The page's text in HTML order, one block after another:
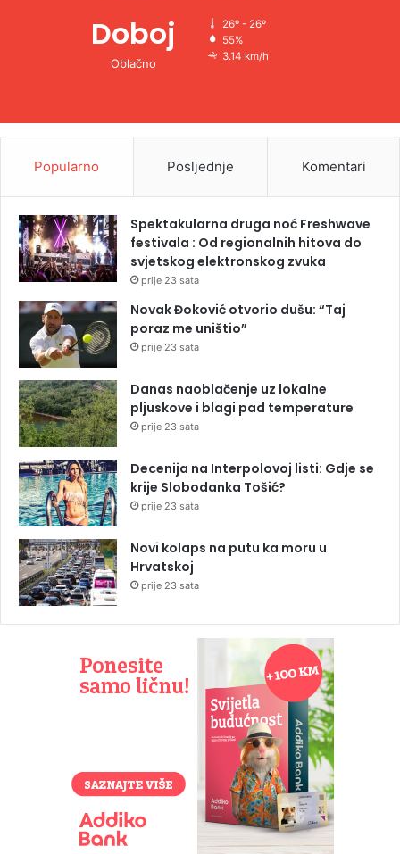
Doboj
Oblačno
26º - 26º
55%
3.14 km/h
Popularno Posljednje Komentari
Spektakularna druga noć Freshwave
festivala : Od regionalnih hitova do
svjetskog elektronskog zvuka
prije 23 sata
Novak Đoković otvorio dušu: “Taj
poraz me uništio”
prije 23 sata
Danas naoblačenje uz lokalne
pljuskove i blagi pad temperature
prije 23 sata
Decenija na Interpolovoj listi: Gdje se
krije Slobodanka Tošić?
prije 23 sata
Novi kolaps na putu ka moru u
Hrvatskoj
prije 23 sata